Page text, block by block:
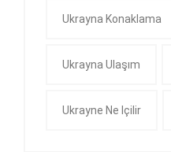
Ukrayna Konaklama
Ukrayna Ulaşım
Ukrayne Ne Içilir